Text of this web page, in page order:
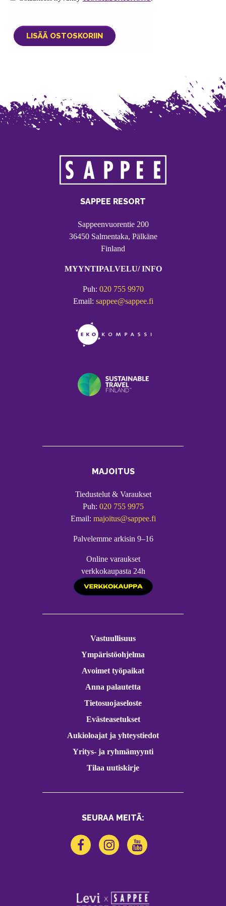
SAPPEE RESORT
Sappeenvuorentie 200
36450 Salmentaka, Pälkäne
Finland
MYYNTIPALVELU/ INFO
Puh: 020 755 9970
Email: sappee@sappee.fi
MAJOITUS
Tiedustelut & Varaukset
Puh: 020 755 9975
Email: majoitus@sappee.fi
Palvelemme arkisin 9–16
Online varaukset
verkkokaupasta 24h
Vastuullisuus
Ympäristöohjelma
Avoimet työpaikat
Anna palautetta
Tietosuojaseloste
Evästeasetukset
Aukioloajat ja yhteystiedot
Yritys- ja ryhmämyynti
Tilaa uutiskirje
SEURAA MEITÄ: